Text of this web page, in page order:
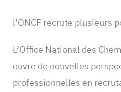
l’ONCF recrute plusieurs
L’Office National des
ouvre de nouvelles
professionnelles en